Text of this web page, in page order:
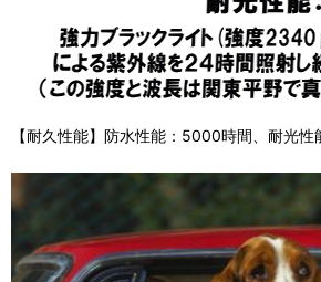
【耐久性能】防水性能：5000時間、耐光